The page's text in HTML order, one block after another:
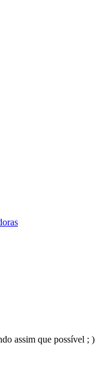
assim que possível ; )